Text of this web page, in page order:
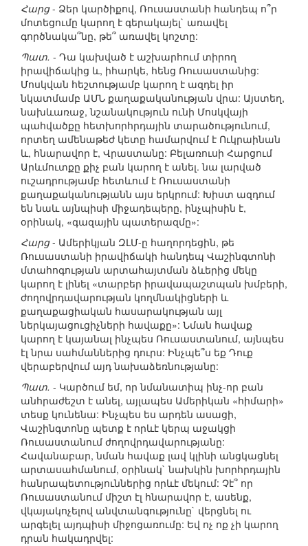
Հարց- Ձեր կարծիքով, Ռուսաստանի հանդեպ ո՞ր
մոտեցումը կարող է գերակայել` առավել
գործնակա՞նը, թե՞ առավել կոշտը:
Պատ. - Դա կախված է աշխարհում տիրող
իրավիճակից և, իհարկե, հենց Ռուսաստանից:
Մոսկվան հեշտությամբ կարող է ազդել իր
նկատմամբ ԱՄՆ քաղաքականության վրա: Այստեղ,
նախևառաջ, նշանակություն ունի Մոսկվայի
պահվածքը հետխորհրդային տարածությունում,
որտեղ ամենաթեժ կետը համարվում է Ուկրաինան
և, հնարավոր է, Վրաստանը: Բելառուսի Հարցում
Արևմուտքը քիչ բան կարող է անել. նա լարված
ուշադրությամբ հետևում է Ռուսաստանի
քաղաքականությանն այս երկրում: Խիստ ազդում
են նաև այնպիսի միջադեպերը, ինչպիսին է,
օրինակ, «գազային պատերազմը»:
Հարց- Ամերիկյան ԶԼՄ-ը հաղորդեցին, թե
Ռուսաստանի իրավիճակի հանդեպ Վաշինգտոնի
մտահոգության արտահայտման ձևերից մեկը
կարող է լինել «տարբեր իրավապաշտպան խմբերի,
ժողովրդավարության կողմնակիցների և
քաղաքացիական հասարակության այլ
ներկայացուցիչների հավաքը»: Նման հավաք
կարող է կայանալ ինչպես Ռուսաստանում, այնպես
էլ նրա սահմաններից դուրս: Ինչպե՞ս եք Դուք
վերաբերվում այդ նախաձեռնությանը:
Պատ. - Կարծում եմ, որ նմանատիպ ինչ-որ բան
անհրաժեշտ է անել, այլապես Ամերիկան «հիմարի»
տեսք կունենա: Ինչպես ես արդեն ասացի,
Վաշինգտոնը պետք է որևէ կերպ աջակցի
Ռուսաստանում ժողովրդավարությանը:
Հավանաբար, նման հավաք լավ կլինի անցկացնել
արտասահմանում, օրինակ` նախկին խորհրդային
հանրապետություններից որևէ մեկում: Չէ՞ որ
Ռուսաստանում միշտ էլ հնարավոր է, ասենք,
վկայակոչելով անվտանգությունը` վերցնել ու
արգելել այդպիսի միջոցառումը: Եվ ոչ ոք չի կարող
դրան հակադրվել: